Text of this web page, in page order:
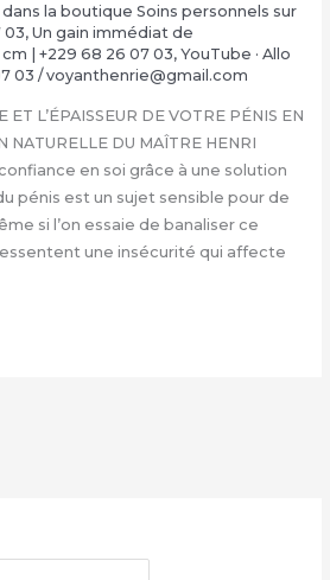
la boutique Soins personnels sur
03, Un gain immédiat de
| +229 68 26 07 03, YouTube · Allo
03 /voyanthenrie@gmail.com
ET L’ÉPAISSEUR DE VOTRE PÉNIS EN
NATURELLE DU MAÎTRE HENRI
en soi grâce à une solution
pénis est un sujet sensible pour de
si l’on essaie de banaliser ce
une insécurité qui affecte